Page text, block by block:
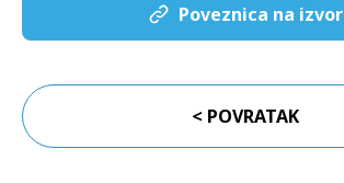
Poveznica na izvor
< POVRATAK